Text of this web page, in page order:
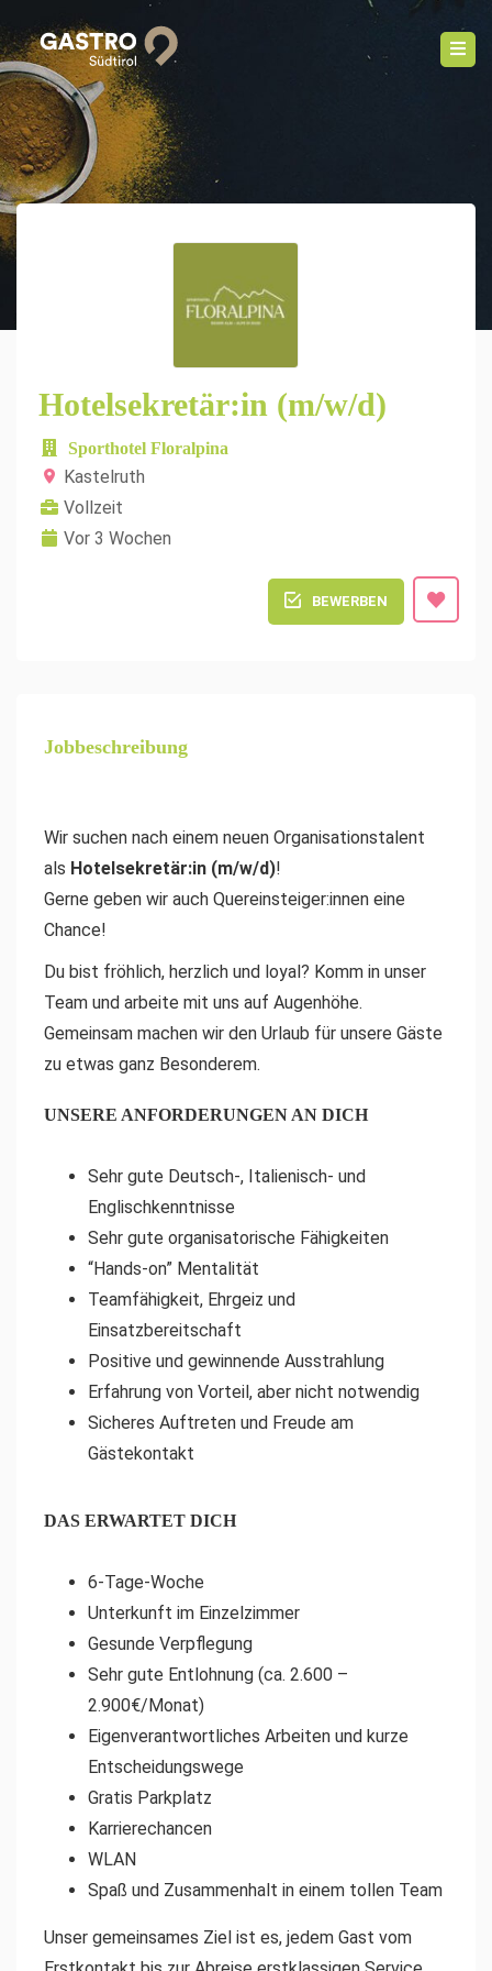
Hotelsekretär:in (m/w/d)
Sporthotel Floralpina
Kastelruth
Vollzeit
Vor 3 Wochen
BEWERBEN
Jobbeschreibung
Wir suchen nach einem neuen Organisationstalent
als Hotelsekretär:in (m/w/d)!
Gerne geben wir auch Quereinsteiger:innen eine
Chance!
Du bist fröhlich, herzlich und loyal? Komm in unser
Team und arbeite mit uns auf Augenhöhe.
Gemeinsam machen wir den Urlaub für unsere Gäste
zu etwas ganz Besonderem.
UNSERE ANFORDERUNGEN AN DICH
Sehr gute Deutsch-, Italienisch- und
Englischkenntnisse
Sehr gute organisatorische Fähigkeiten
“Hands-on” Mentalität
Teamfähigkeit, Ehrgeiz und
Einsatzbereitschaft
Positive und gewinnende Ausstrahlung
Erfahrung von Vorteil, aber nicht notwendig
Sicheres Auftreten und Freude am
Gästekontakt
DAS ERWARTET DICH
6-Tage-Woche
Unterkunft im Einzelzimmer
Gesunde Verpflegung
Sehr gute Entlohnung (ca. 2.600 –
2.900€/Monat)
Eigenverantwortliches Arbeiten und kurze
Entscheidungswege
Gratis Parkplatz
Karrierechancen
WLAN
Spaß und Zusammenhalt in einem tollen Team
Unser gemeinsames Ziel ist es, jedem Gast vom